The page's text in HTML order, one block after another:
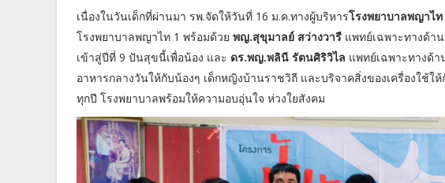
เนื่องในวันเด็กที่ผ่านมา รพ.จัดให้วันที่ 16 ม.ค.ทางผู้บริหารโรงพยาบาลพญาไท
โรงพยาบาลพญาไท 1 พร้อมด้วย พญ.สุขุมาลย์ สว่างวารี แพทย์เฉพาะทางด้า
เข้าสู่ปีที่ 9 ปันสุขนี้เพื่อน้อง และ ดร.พญ.พลินี รัตนศิริวิไล แพทย์เฉพาะทางด้
อาหารกลางวันให้กับน้องๆ เด็กหญิงบ้านราชวิถี และบริจาคสิ่งของเครื่องใช้
ทุกปี โรงพยาบาลพร้อมให้ความอบอุ่นใจ ห่วงใยสังคม